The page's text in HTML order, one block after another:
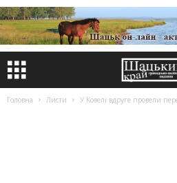
Головна Листи У Ковелі вдруге провели